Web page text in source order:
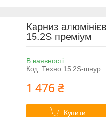
Карниз
15.2S преміум
В наявності
Код: Техно 15.2S-шнур
1 476 ₴
Купити